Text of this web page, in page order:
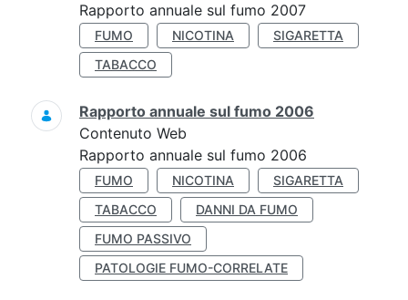
Rapporto annuale sul fumo 2007
FUMO NICOTINA
SIGARETTA
TABACCO
Rapporto annuale sul fumo 2006
Contenuto Web
Rapporto annuale sul fumo 2006
FUMO NICOTINA
SIGARETTA
TABACCO
DANNI DA FUMO
FUMO PASSIVO
PATOLOGIE FUMO-CORRELATE